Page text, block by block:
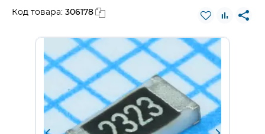
Код товара: 306178